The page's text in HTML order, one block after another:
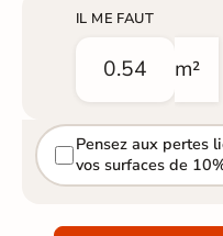
IL ME FAUT
m²
Pensez aux pertes
vos surfaces de